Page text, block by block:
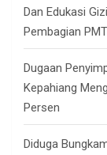
Dan Edukasi
Pembagian
Dugaan
Kepahiang
Persen
Diduga